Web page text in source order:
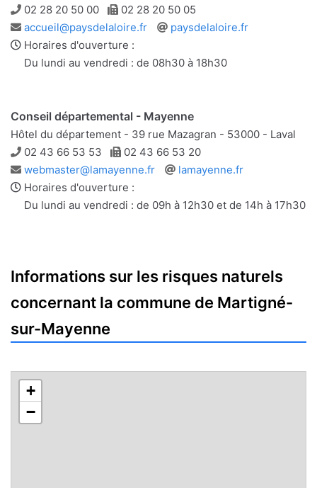
Téléphone
02 28 20 50 00 Télécopie
02 28 20 50 05
Adresse
e-
mail
accueil@paysdelaloire.fr
Site
paysdelaloire.fr
Horaires d'ouverture :
Du lundi au vendredi : de 08h30 à 18h30
Conseil départemental - Mayenne
Hôtel du département - 39 rue Mazagran - 53000 - Laval
Téléphone
02 43 66 53 53 Télécopie
02 43 66 53 20
Adresse
e-
mail
webmaster@lamayenne.fr
Site
lamayenne.fr
Horaires d'ouverture :
Du lundi au vendredi : de 09h à 12h30 et de 14h à 17h30
Informations sur les risques naturels
concernant la commune de Martigné-
sur-Mayenne
+
−